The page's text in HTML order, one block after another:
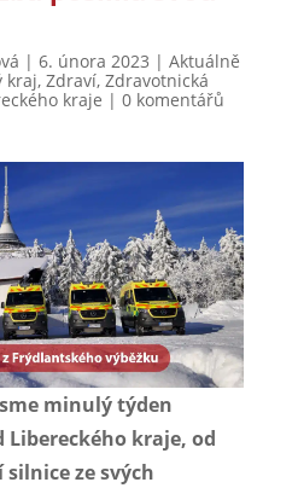
| 6. února 2023 | Aktuálně
kraj, Zdraví, Zdravotnická
kraje | 0 komentářů
minulý týden
kraje, od
ze svých